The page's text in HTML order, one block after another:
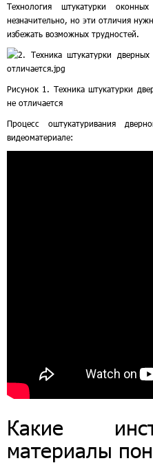
Технология штукатурки
незначительно, но эти отличия
избежать возможных трудностей.
Рисунок 1. Техника штукатурки
не отличается
Процесс оштукатуривания
видеоматериале:
Какие
материалы